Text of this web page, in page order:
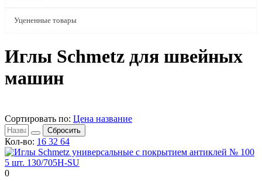
Уцененные товары
Иглы Schmetz для швейных
машин
Сортировать по: Цена название
Сбросить
Кол-во: 16 32 64
0